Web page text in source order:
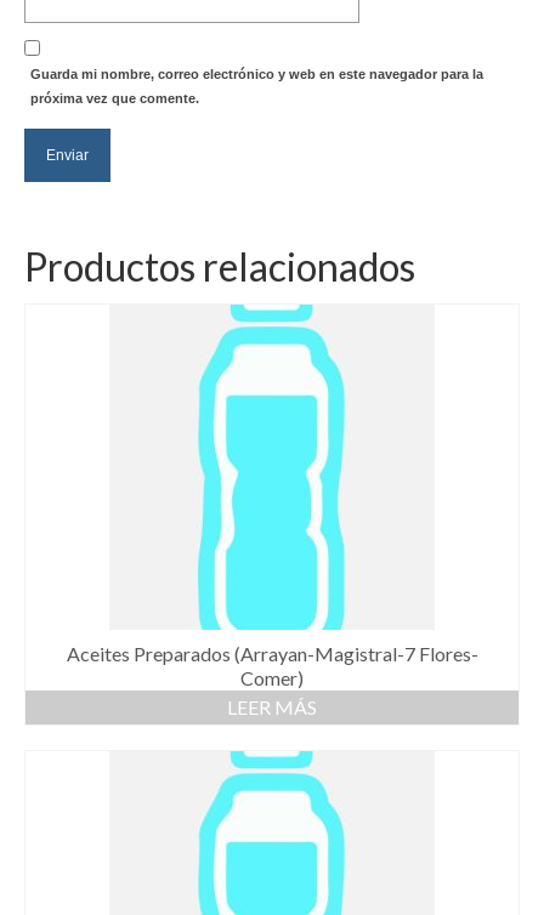
Guarda mi nombre, correo electrónico y web en este navegador para la
próxima vez que comente.
Productos relacionados
Aceites Preparados (Arrayan-Magistral-7 Flores-
Comer)
LEER MÁS